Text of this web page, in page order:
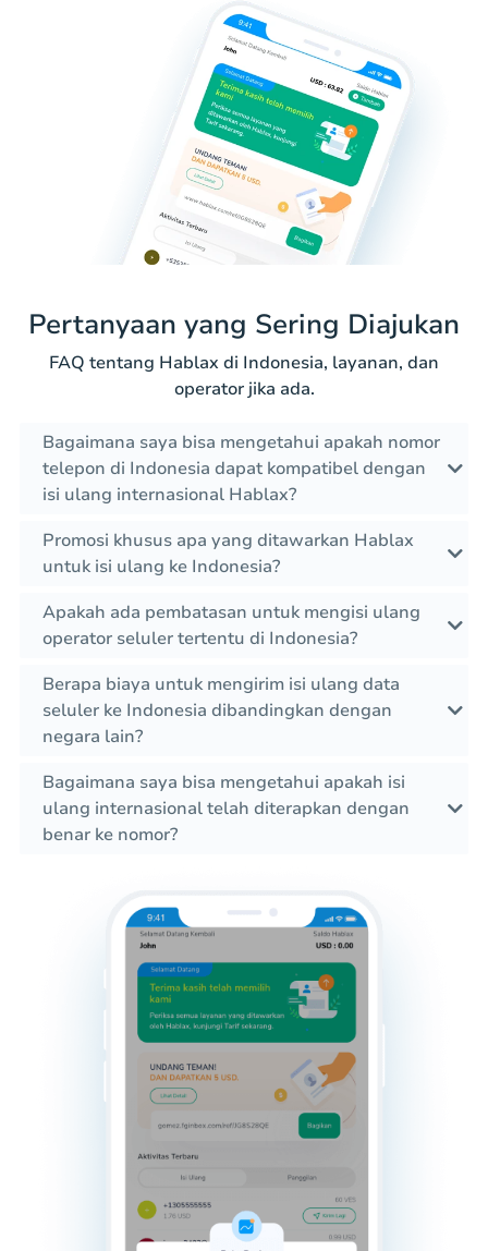
Pertanyaan yang Sering Diajukan
FAQ tentang Hablax di Indonesia, layanan, dan
operator jika ada.
Bagaimana saya bisa mengetahui apakah nomor
telepon di Indonesia dapat kompatibel dengan
isi ulang internasional Hablax?
Promosi khusus apa yang ditawarkan Hablax
untuk isi ulang ke Indonesia?
Apakah ada pembatasan untuk mengisi ulang
operator seluler tertentu di Indonesia?
Berapa biaya untuk mengirim isi ulang data
seluler ke Indonesia dibandingkan dengan
negara lain?
Bagaimana saya bisa mengetahui apakah isi
ulang internasional telah diterapkan dengan
benar ke nomor?